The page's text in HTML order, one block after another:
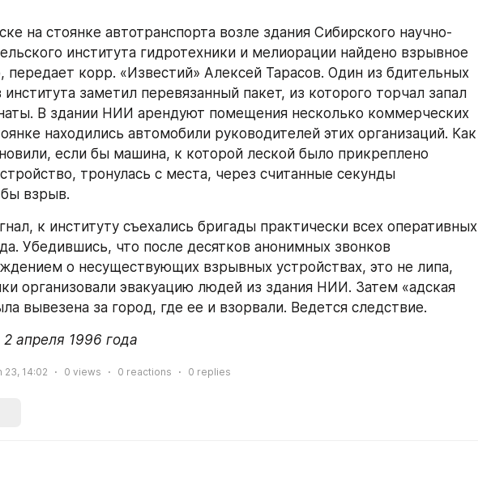
на стоянке автотранспорта возле здания Сибирского научно-
института гидротехники и мелиорации найдено взрывное
передает корр. «Известий» Алексей Тарасов. Один из бдительных
института заметил перевязанный пакет, из которого торчал запал
В здании НИИ арендуют помещения несколько коммерческих
находились автомобили руководителей этих организаций. Как
если бы машина, к которой леской было прикреплено
тронулась с места, через считанные секунды
взрыв.
к институту съехались бригады практически всех оперативных
Убедившись, что после десятков анонимных звонков
о несуществующих взрывных устройствах, это не липа,
организовали эвакуацию людей из здания НИИ. Затем «адская
вывезена за город, где ее и взорвали. Ведется следствие.
апреля 1996 года
23, 14:02 0 views 0 reactions 0 replies